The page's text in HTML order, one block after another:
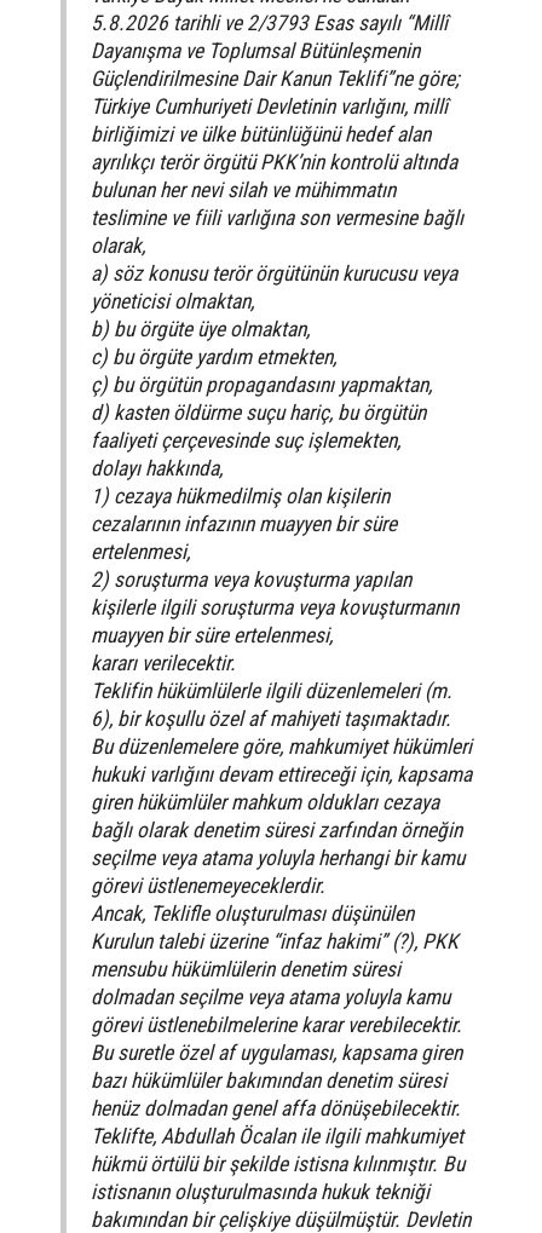
5.8.2026 tarihli ve 2/3793 Esas sayılı “Millî
Dayanışma ve Toplumsal Bütünleşmenin
Güçlendirilmesine Dair Kanun Teklifi”ne göre;
Türkiye Cumhuriyeti Devletinin varlığını, millî
birliğimizi ve ülke bütünlüğünü hedef alan
ayrılıkçı terör örgütü PKK’nin kontrolü altında
bulunan her nevi silah ve mühimmatın
teslimine ve fiili varlığına son vermesine bağlı
olarak,
a) söz konusu terör örgütünün kurucusu veya
yöneticisi olmaktan,
b) bu örgüte üye olmaktan,
c) bu örgüte yardım etmekten,
ç) bu örgütün propagandasını yapmaktan,
d) kasten öldürme suçu hariç, bu örgütün
faaliyeti çerçevesinde suç işlemekten,
dolayı hakkında,
1) cezaya hükmedilmiş olan kişilerin
cezalarının infazının muayyen bir süre
ertelenmesi,
2) soruşturma veya kovuşturma yapılan
kişilerle ilgili soruşturma veya kovuşturmanın
muayyen bir süre ertelenmesi,
kararı verilecektir.
Teklifin hükümlülerle ilgili düzenlemeleri (m.
6), bir koşullu özel af mahiyeti taşımaktadır.
Bu düzenlemelere göre, mahkumiyet hükümleri
hukuki varlığını devam ettireceği için, kapsama
giren hükümlüler mahkum oldukları cezaya
bağlı olarak denetim süresi zarfından örneğin
seçilme veya atama yoluyla herhangi bir kamu
görevi üstlenemeyeceklerdir.
Ancak, Teklifle oluşturulması düşünülen
Kurulun talebi üzerine “infaz hakimi” (?), PKK
mensubu hükümlülerin denetim süresi
dolmadan seçilme veya atama yoluyla kamu
görevi üstlenebilmelerine karar verebilecektir.
Bu suretle özel af uygulaması, kapsama giren
bazı hükümlüler bakımından denetim süresi
henüz dolmadan genel affa dönüşebilecektir.
Teklifte, Abdullah Öcalan ile ilgili mahkumiyet
hükmü örtülü bir şekilde istisna kılınmıştır. Bu
istisnanın oluşturulmasında hukuk tekniği
bakımından bir çelişkiye düşülmüştür. Devletin